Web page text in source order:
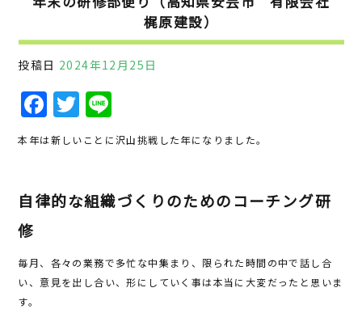
梶原建設）
投稿日 2024年12月25日
F
a
c
b
o
k
T
w
it
r
n
e
本年は新しいことに沢山挑戦した年になりました。
自律的な組織づくりのためのコーチング研
修
毎月、各々の業務で多忙な中集まり、限られた時間の中で話し合
い、意見を出し合い、形にしていく事は本当に大変だったと思いま
す。